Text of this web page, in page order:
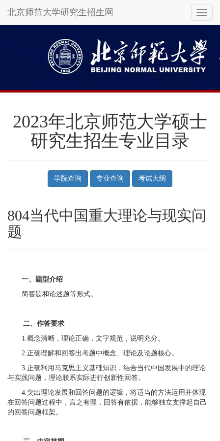
Toggle
北京师范大学研究生招生网
2023年北京师范大学硕士
研究生招生专业目录
学院查询 专业查询 考试大纲
804当代中国重大理论与现实问
题
一、题型介绍
简答题和论述题等形式。
二、作答要求
1.概念清晰，理论正确，文字规范，说明充分。
2.正确理解和回答出考题中概念、理论及论题核心。
3.正确利用马克思主义基础知识，结合当代中国发展中的理论
与实践问题，理论联系实际进行创新性回答。
4.突出理论发展和回答问题的逻辑，将适当的方法运用并体现
在回答问题过程中，言之有理，回答有依据，能够独立支撑起自己
的回答问题框架。